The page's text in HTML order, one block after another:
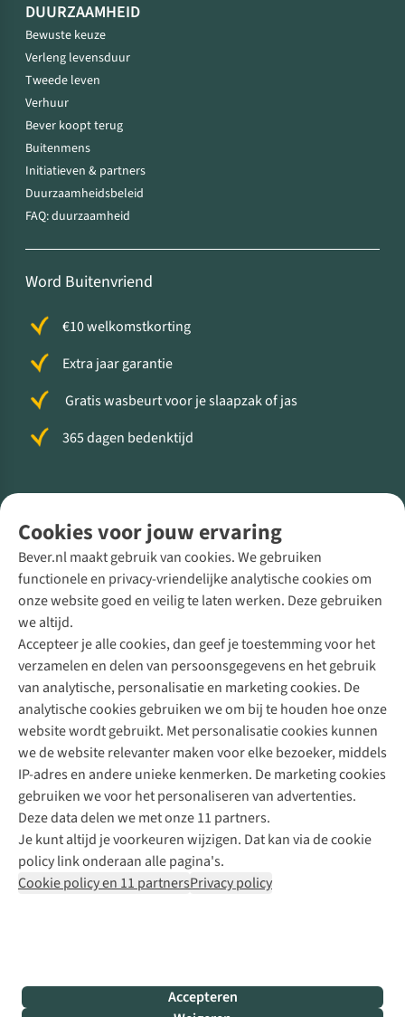
Cookies voor jouw ervaring
Bever.nl maakt gebruik van cookies. We gebruiken
functionele en privacy-vriendelijke analytische cookies om
onze website goed en veilig te laten werken. Deze gebruiken
we altijd.
Accepteer je alle cookies, dan geef je toestemming voor het
verzamelen en delen van persoonsgegevens en het gebruik
van analytische, personalisatie en marketing cookies. De
analytische cookies gebruiken we om bij te houden hoe onze
website wordt gebruikt. Met personalisatie cookies kunnen
we de website relevanter maken voor elke bezoeker, middels
IP-adres en andere unieke kenmerken. De marketing cookies
gebruiken we voor het personaliseren van advertenties.
Deze data delen we met onze 11 partners.
Je kunt altijd je voorkeuren wijzigen. Dat kan via de cookie
policy link onderaan alle pagina's.
Cookie policy en 11 partnersPrivacy policy
Accepteren
DUURZAAMHEID
Bewuste keuze
Verleng levensduur
Tweede leven
Verhuur
Bever koopt terug
Buitenmens
Initiatieven & partners
Duurzaamheidsbeleid
FAQ: duurzaamheid
Word Buitenvriend
€10 welkomstkorting
Extra jaar garantie
Gratis wasbeurt voor je slaapzak of jas
365 dagen bedenktijd
Direct advies van een Buitenexpert
+31 (0)85 888 50 88
+31 6 12 28 49 80
Contactformulier
Bever